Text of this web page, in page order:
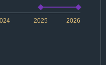
2026
2025